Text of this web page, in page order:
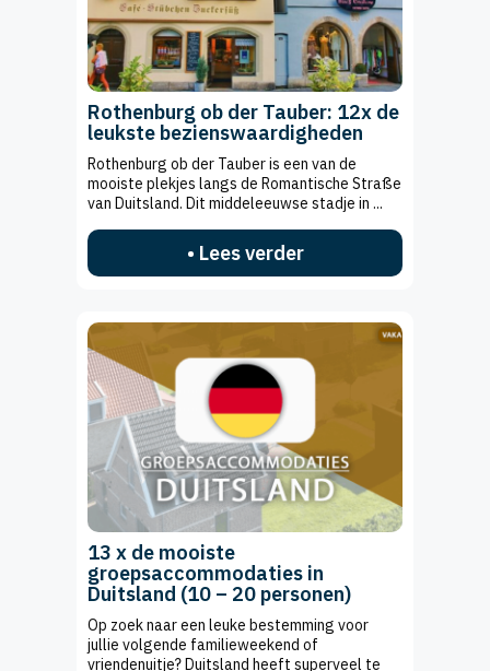
Rothenburg ob der Tauber: 12x de
leukste bezienswaardigheden
Rothenburg ob der Tauber is een van de
mooiste plekjes langs de Romantische Straße
van Duitsland. Dit middeleeuwse stadje in ...
• Lees verder
13 x de mooiste
groepsaccommodaties in
Duitsland (10 – 20 personen)
Op zoek naar een leuke bestemming voor
jullie volgende familieweekend of
vriendenuitje? Duitsland heeft superveel te